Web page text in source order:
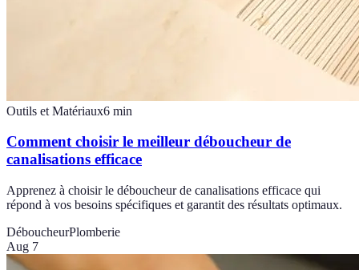
Outils et Matériaux6 min
Comment choisir le meilleur déboucheur de
canalisations efficace
Apprenez à choisir le déboucheur de canalisations efficace qui
répond à vos besoins spécifiques et garantit des résultats optimaux.
DéboucheurPlomberie
Aug 7